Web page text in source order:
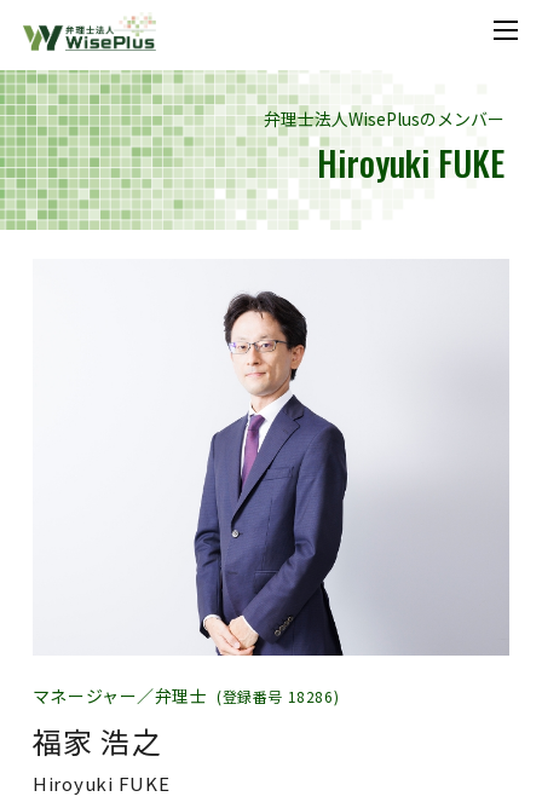
メニ
弁理士法人WisePlusのメンバー
Hiroyuki FUKE
マネージャー／弁理士 (登録番号 18286)
福家 浩之
Hiroyuki FUKE